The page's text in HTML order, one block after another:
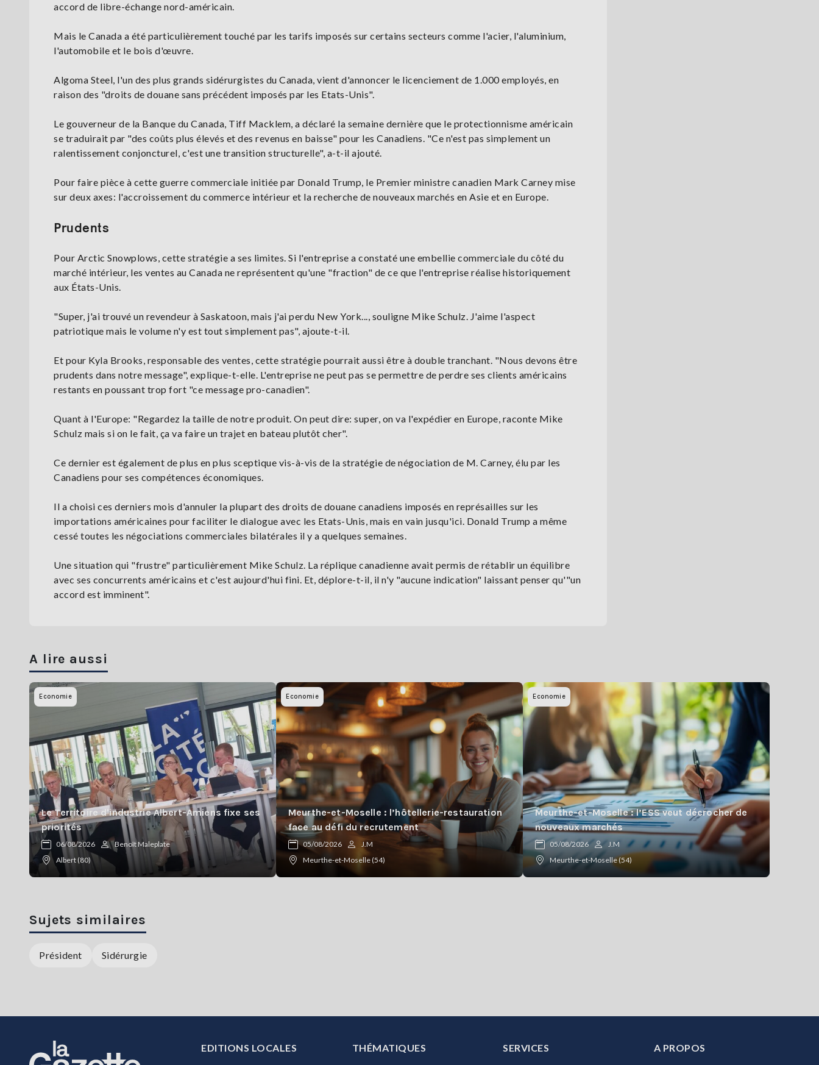
accord de libre-échange nord-américain.
Mais le Canada a été particulièrement touché par les tarifs imposés sur certains secteurs comme l'acier, l'aluminium,
l'automobile et le bois d'œuvre.
Algoma Steel, l'un des plus grands sidérurgistes du Canada, vient d'annoncer le licenciement de 1.000 employés, en
raison des "droits de douane sans précédent imposés par les Etats-Unis".
Le gouverneur de la Banque du Canada, Tiff Macklem, a déclaré la semaine dernière que le protectionnisme américain
se traduirait par "des coûts plus élevés et des revenus en baisse" pour les Canadiens. "Ce n'est pas simplement un
ralentissement conjoncturel, c'est une transition structurelle", a-t-il ajouté.
Pour faire pièce à cette guerre commerciale initiée par Donald Trump, le Premier ministre canadien Mark Carney mise
sur deux axes: l'accroissement du commerce intérieur et la recherche de nouveaux marchés en Asie et en Europe.
Prudents
Pour Arctic Snowplows, cette stratégie a ses limites. Si l'entreprise a constaté une embellie commerciale du côté du
marché intérieur, les ventes au Canada ne représentent qu'une "fraction" de ce que l'entreprise réalise historiquement
aux États-Unis.
"Super, j'ai trouvé un revendeur à Saskatoon, mais j'ai perdu New York..., souligne Mike Schulz. J'aime l'aspect
patriotique mais le volume n'y est tout simplement pas", ajoute-t-il.
Et pour Kyla Brooks, responsable des ventes, cette stratégie pourrait aussi être à double tranchant. "Nous devons être
prudents dans notre message", explique-t-elle. L'entreprise ne peut pas se permettre de perdre ses clients américains
restants en poussant trop fort "ce message pro-canadien".
Quant à l'Europe: "Regardez la taille de notre produit. On peut dire: super, on va l'expédier en Europe, raconte Mike
Schulz mais si on le fait, ça va faire un trajet en bateau plutôt cher".
Ce dernier est également de plus en plus sceptique vis-à-vis de la stratégie de négociation de M. Carney, élu par les
Canadiens pour ses compétences économiques.
Il a choisi ces derniers mois d'annuler la plupart des droits de douane canadiens imposés en représailles sur les
importations américaines pour faciliter le dialogue avec les Etats-Unis, mais en vain jusqu'ici. Donald Trump a même
cessé toutes les négociations commerciales bilatérales il y a quelques semaines.
Une situation qui "frustre" particulièrement Mike Schulz. La réplique canadienne avait permis de rétablir un équilibre
avec ses concurrents américains et c'est aujourd'hui fini. Et, déplore-t-il, il n'y "aucune indication" laissant penser qu'"un
accord est imminent".
A lire aussi
Economie
Le Territoire d'industrie Albert-Amiens fixe ses
priorités
06/08/2026
Benoît Maleplate
Albert (80)
Economie
Meurthe-et-Moselle : l’hôtellerie-restauration
face au défi du recrutement
05/08/2026
J.M
Meurthe-et-Moselle (54)
Economie
Meurthe-et-Moselle : l’ESS veut décrocher de
nouveaux marchés
05/08/2026
J.M
Meurthe-et-Moselle (54)
Sujets similaires
Président Sidérurgie
EDITIONS LOCALES THÉMATIQUES SERVICES A PROPOS